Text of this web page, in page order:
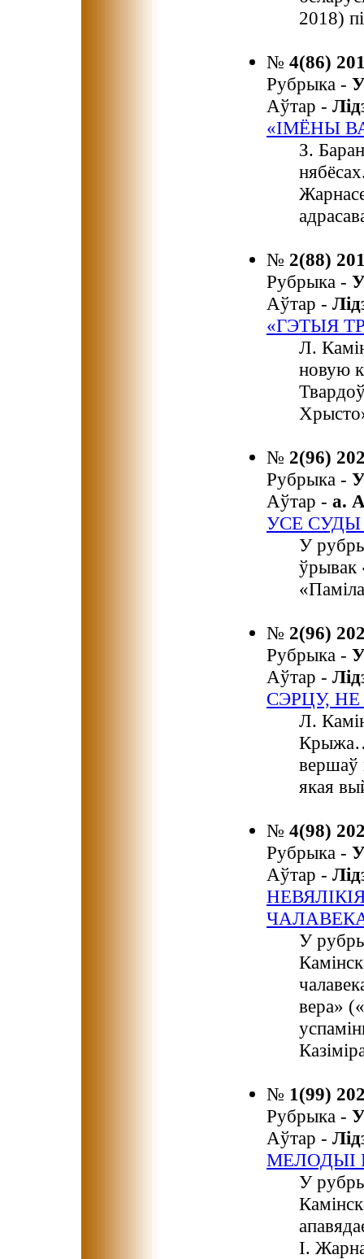
2018)
№ 4(86)
Рубрыка -
Аўтар -
«ІМЁНЫ
З.
№ 2(88)
Рубрыка -
Аўтар -
«ГЭТЫЯ
Л.
новую
№ 2(96)
Рубрыка -
Аўтар - а.
УСЕ
У
ўрывак
№ 2(96)
Рубрыка -
Аўтар -
СЭРЦУ,
Л.
вершаў
якая
№ 4(98)
Рубрыка -
Аўтар -
У
вера»
№ 1(99)
Рубрыка -
Аўтар -
МЕЛОДЫІ
У
І.